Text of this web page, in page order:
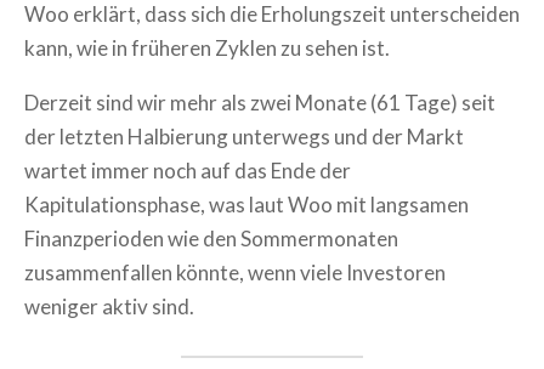
Woo erklärt, dass sich die Erholungszeit unterscheiden
kann, wie in früheren Zyklen zu sehen ist.
Derzeit sind wir mehr als zwei Monate (61 Tage) seit
der letzten Halbierung unterwegs und der Markt
wartet immer noch auf das Ende der
Kapitulationsphase, was laut Woo mit langsamen
Finanzperioden wie den Sommermonaten
zusammenfallen könnte, wenn viele Investoren
weniger aktiv sind.